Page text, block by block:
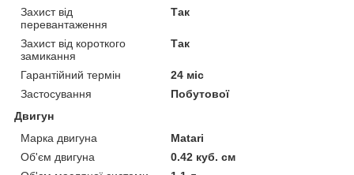
Захист від
перевантаження
Так
Захист від короткого
замикання
Так
Гарантійний термін
24 міс
Застосування
Побутової
Двигун
Марка двигуна
Matari
Об'єм двигуна
0.42 куб. см